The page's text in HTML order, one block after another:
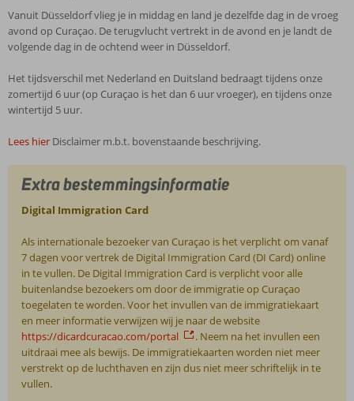
Vanuit Düsseldorf vlieg je in middag en land je dezelfde dag in de vroeg
avond op Curaçao. De terugvlucht vertrekt in de avond en je landt de
volgende dag in de ochtend weer in Düsseldorf.
Het tijdsverschil met Nederland en Duitsland bedraagt tijdens onze
zomertijd 6 uur (op Curaçao is het dan 6 uur vroeger), en tijdens onze
wintertijd 5 uur.
Lees hier Disclaimer m.b.t. bovenstaande beschrijving.
Extra bestemmingsinformatie
Digital Immigration Card
Als internationale bezoeker van Curaçao is het verplicht om vanaf
7 dagen voor vertrek de Digital Immigration Card (DI Card) online
in te vullen. De Digital Immigration Card is verplicht voor alle
buitenlandse bezoekers om door de immigratie op Curaçao
toegelaten te worden. Voor het invullen van de immigratiekaart
en meer informatie verwijzen wij je naar de website
https://dicardcuracao.com/portal
. Neem na het invullen een
uitdraai mee als bewijs. De immigratiekaarten worden niet meer
verstrekt op de luchthaven en zijn dus niet meer schriftelijk in te
vullen.